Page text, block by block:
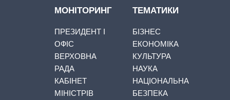
МОНІТОРИНГ
ПРЕЗИДЕНТ І
ОФІС
ВЕРХОВНА
РАДА
КАБІНЕТ
МІНІСТРІВ
ТЕМАТИКИ
БІЗНЕС
ЕКОНОМІКА
КУЛЬТУРА
НАУКА
НАЦІОНАЛЬНА
БЕЗПЕКА